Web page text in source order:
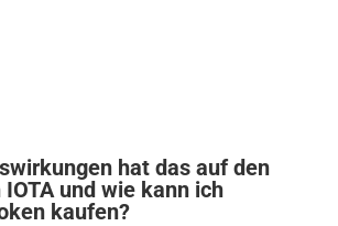
hat das auf den
und wie kann ich
kaufen?